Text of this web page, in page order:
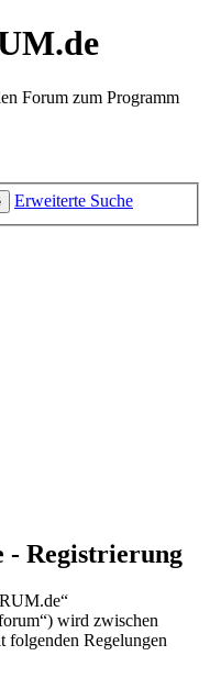
Forum zum Programm
Erweiterte Suche
- Registrierung
wird zwischen
folgenden Regelungen